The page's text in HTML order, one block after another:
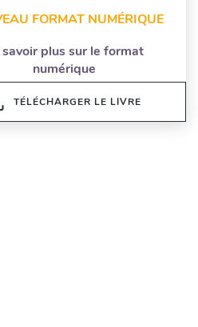
FORMAT NUMÉRIQUE
savoir plus sur le format
numérique
TÉLÉCHARGER LE LIVRE